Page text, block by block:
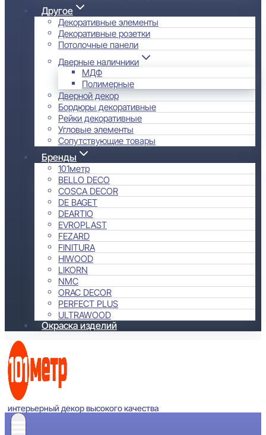
Другое
Декоративные элементы
Декоративные розетки
Потолочные панели
Дверные наличники
МДФ
Полимерные
Дверной декор
Бордюры декоративные
Рейки декоративные
Угловые элементы
Сопутствующие товары
Бренды
101метр
BELLO DECO
COSCA DECOR
DE BAGET
DEARTIO
EVROPLAST
FEZARD
FINITURA
HIWOOD
LIKORN
NMC
ORAC DECOR
PERFECT PLUS
ULTRAWOOD
Окраска изделий
интерьерный декор высокого качества